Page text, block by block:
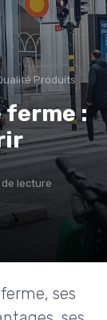
Produits
ferme :
de lecture
ses